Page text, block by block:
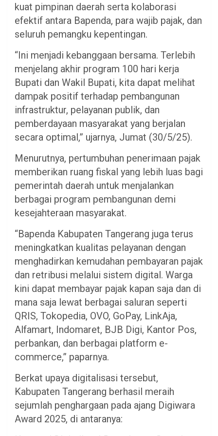
kuat pimpinan daerah serta kolaborasi
efektif antara Bapenda, para wajib pajak, dan
seluruh pemangku kepentingan.
“Ini menjadi kebanggaan bersama. Terlebih
menjelang akhir program 100 hari kerja
Bupati dan Wakil Bupati, kita dapat melihat
dampak positif terhadap pembangunan
infrastruktur, pelayanan publik, dan
pemberdayaan masyarakat yang berjalan
secara optimal,” ujarnya, Jumat (30/5/25).
Menurutnya, pertumbuhan penerimaan pajak
memberikan ruang fiskal yang lebih luas bagi
pemerintah daerah untuk menjalankan
berbagai program pembangunan demi
kesejahteraan masyarakat.
“Bapenda Kabupaten Tangerang juga terus
meningkatkan kualitas pelayanan dengan
menghadirkan kemudahan pembayaran pajak
dan retribusi melalui sistem digital. Warga
kini dapat membayar pajak kapan saja dan di
mana saja lewat berbagai saluran seperti
QRIS, Tokopedia, OVO, GoPay, LinkAja,
Alfamart, Indomaret, BJB Digi, Kantor Pos,
perbankan, dan berbagai platform e-
commerce,” paparnya.
Berkat upaya digitalisasi tersebut,
Kabupaten Tangerang berhasil meraih
sejumlah penghargaan pada ajang Digiwara
Award 2025, di antaranya: